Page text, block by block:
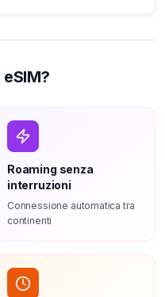
Roaming senza
interruzioni
Connessione automatica tra
continenti